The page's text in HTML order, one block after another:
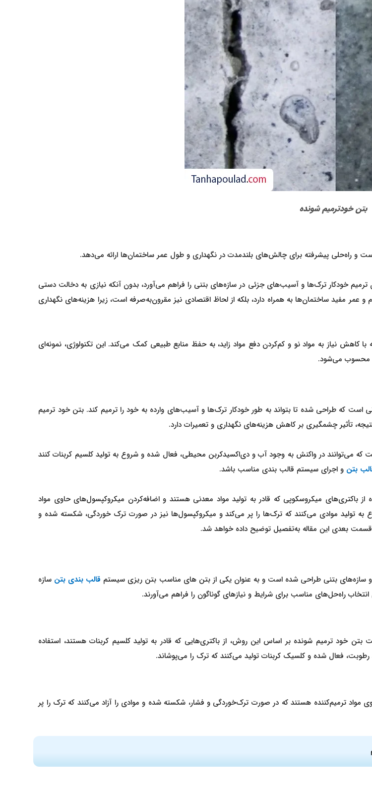
بتن خودترمیم شونده
و راه‌حلی پیشرفته برای چالش‌های بلندمدت در نگهداری و طول عمر ساختمان‌ها ارائه می‌دهد.
خودکار ترک‌ها و آسیب‌های جزئی در سازه‌های بتنی را فراهم می‌آورد، بدون آنکه نیازی به دخالت دستی
مفید ساختمان‌ها به همراه دارد، بلکه از لحاظ اقتصادی نیز مقرون‌به‌صرفه است، زیرا هزینه‌های نگهداری
با کاهش نیاز به مواد نو و کم‌کردن دفع مواد زاید، به حفظ منابع طبیعی کمک می‌کند. این تکنولوژی، نمونه‌ای
محسوب می‌شود.
که طراحی شده تا بتواند به طور خودکار ترک‌ها و آسیب‌های وارده به خود را ترمیم کند. بتن خود ترمیم
تأثیر چشمگیری بر کاهش هزینه‌های نگهداری و تعمیرات دارد.
می‌توانند در واکنش به وجود آب و دی‌اکسیدکربن محیطی، فعال شده و شروع به تولید کلسیم کربنات کنند
بتن و اجرای سیستم قالب بندی مناسب باشد.
باکتری‌های میکروسکوپی که قادر به تولید مواد معدنی هستند و اضافه‌کردن میکروکپسول‌های حاوی مواد
تولید موادی می‌کنند که ترک‌ها را پر می‌کند و میکروکپسول‌ها نیز در صورت ترک خوردگی، شکسته شده و
قسمت بعدی این مقاله به‌تفصیل توضیح داده خواهد شد.
و سازه‌های بتنی طراحی شده است و به عنوان یکی از بتن های مناسب بتن ریزی سیستم قالب بندی بتن سازه
راه‌حل‌های مناسب برای شرایط و نیازهای گوناگون را فراهم می‌آورند.
خود ترمیم شونده بر اساس این روش، از باکتری‌هایی که قادر به تولید کلسیم کربنات هستند، استفاده
فعال شده و کلسیک کربنات تولید می‌کنند که ترک را می‌پوشاند.
ترمیم‌کننده هستند که در صورت ترک‌خوردگی و فشار، شکسته شده و موادی را آزاد می‌کنند که ترک را پر